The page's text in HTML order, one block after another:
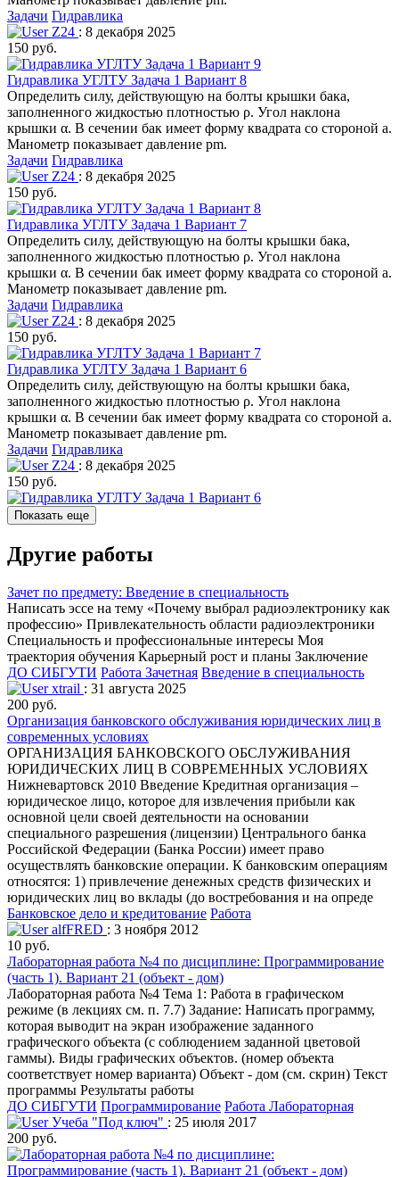
Задачи Гидравлика
Z24 : 8 декабря 2025
150 руб.
Гидравлика УГЛТУ Задача 1 Вариант 8
Определить силу, действующую на болты крышки бака,
заполненного жидкостью плотностью ρ. Угол наклона
крышки α. В сечении бак имеет форму квадрата со стороной а.
Манометр показывает давление pm.
Задачи Гидравлика
Z24 : 8 декабря 2025
150 руб.
Гидравлика УГЛТУ Задача 1 Вариант 7
Определить силу, действующую на болты крышки бака,
заполненного жидкостью плотностью ρ. Угол наклона
крышки α. В сечении бак имеет форму квадрата со стороной а.
Манометр показывает давление pm.
Задачи Гидравлика
Z24 : 8 декабря 2025
150 руб.
Гидравлика УГЛТУ Задача 1 Вариант 6
Определить силу, действующую на болты крышки бака,
заполненного жидкостью плотностью ρ. Угол наклона
крышки α. В сечении бак имеет форму квадрата со стороной а.
Манометр показывает давление pm.
Задачи Гидравлика
Z24 : 8 декабря 2025
150 руб.
Показать еще
Другие работы
Зачет по предмету: Введение в специальность
Написать эссе на тему «Почему выбрал радиоэлектронику как
профессию» Привлекательность области радиоэлектроники
Специальность и профессиональные интересы Моя
траектория обучения Карьерный рост и планы Заключение
ДО СИБГУТИ Работа Зачетная Введение в специальность
xtrail : 31 августа 2025
200 руб.
Организация банковского обслуживания юридических лиц в
современных условиях
ОРГАНИЗАЦИЯ БАНКОВСКОГО ОБСЛУЖИВАНИЯ
ЮРИДИЧЕСКИХ ЛИЦ В СОВРЕМЕННЫХ УСЛОВИЯХ
Нижневартовск 2010 Введение Кредитная организация –
юридическое лицо, которое для извлечения прибыли как
основной цели своей деятельности на основании
специального разрешения (лицензии) Центрального банка
Российской Федерации (Банка России) имеет право
осуществлять банковские операции. К банковским операциям
относятся: 1) привлечение денежных средств физических и
юридических лиц во вклады (до востребования и на опреде
Банковское дело и кредитование Работа
alfFRED : 3 ноября 2012
10 руб.
Лабораторная работа №4 по дисциплине: Программирование
(часть 1). Вариант 21 (объект - дом)
Лабораторная работа №4 Тема 1: Работа в графическом
режиме (в лекциях см. п. 7.7) Задание: Написать программу,
которая выводит на экран изображение заданного
графического объекта (с соблюдением заданной цветовой
гаммы). Виды графических объектов. (номер объекта
соответствует номер варианта) Объект - дом (см. скрин) Текст
программы Результаты работы
ДО СИБГУТИ Программирование Работа Лабораторная
Учеба "Под ключ" : 25 июля 2017
200 руб.